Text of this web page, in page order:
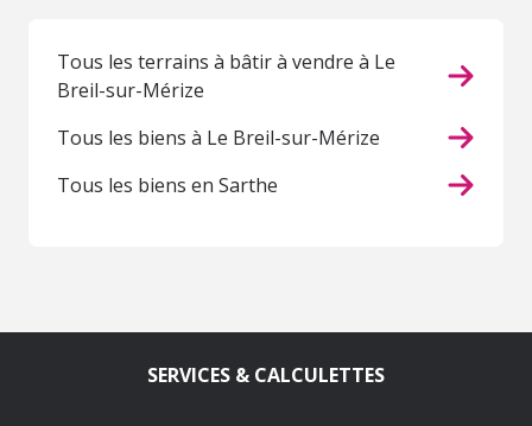
Tous les terrains à bâtir à vendre à Le
Breil-sur-Mérize
Tous les biens à Le Breil-sur-Mérize
Tous les biens en Sarthe
SERVICES & CALCULETTES